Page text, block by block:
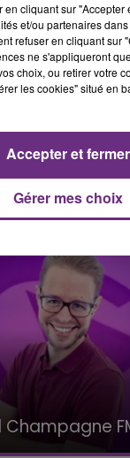
Champagne
en cliquant sur "Accepter
et/ou partenaires
refuser en cliquant sur
ne s'appliqueront
choix, ou retirer votre
les cookies" situé en
Gérer mes choix
Accepter et fermer